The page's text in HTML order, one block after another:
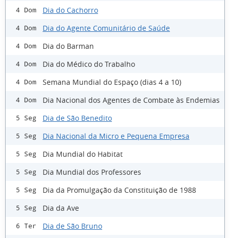
4 Dom Dia do Cachorro
4 Dom Dia do Agente Comunitário de Saúde
4 Dom Dia do Barman
4 Dom Dia do Médico do Trabalho
4 Dom Semana Mundial do Espaço (dias 4 a 10)
4 Dom Dia Nacional dos Agentes de Combate às Endemias
5 Seg Dia de São Benedito
5 Seg Dia Nacional da Micro e Pequena Empresa
5 Seg Dia Mundial do Habitat
5 Seg Dia Mundial dos Professores
5 Seg Dia da Promulgação da Constituição de 1988
5 Seg Dia da Ave
6 Ter Dia de São Bruno